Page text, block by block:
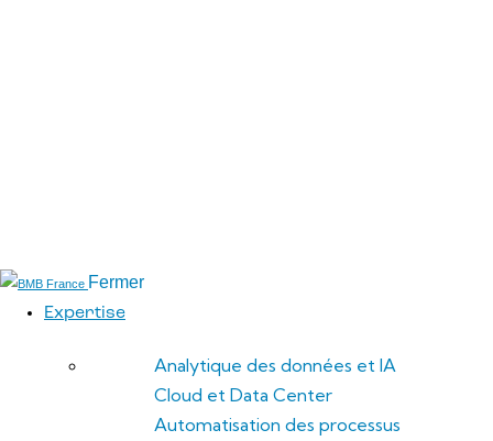
Fermer
Expertise
Analytique des données et IA
Cloud et Data Center
Automatisation des processus